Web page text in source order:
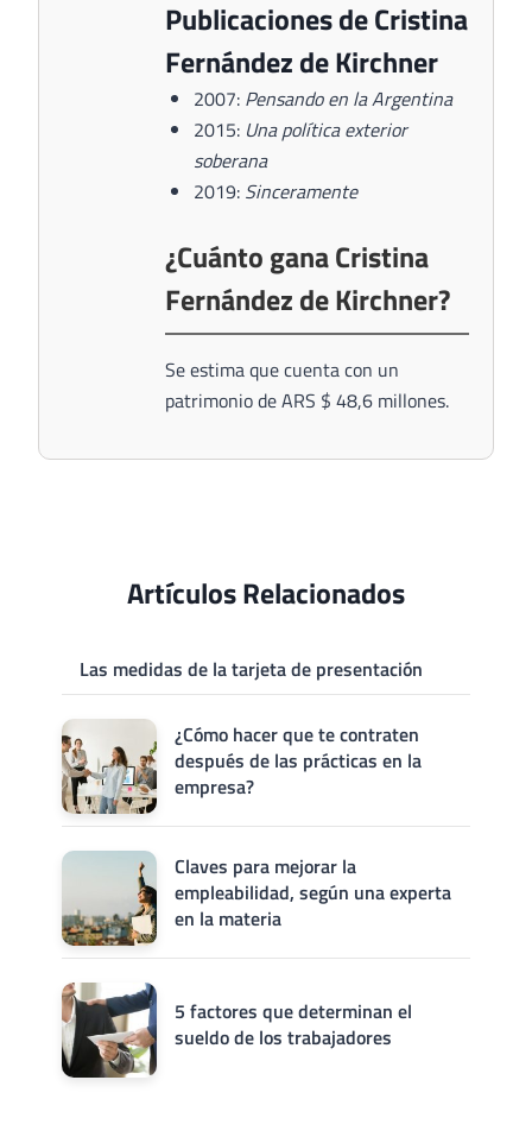
Publicaciones de Cristina
Fernández de Kirchner
2007: Pensando en la Argentina
2015: Una política exterior
soberana
2019: Sinceramente
¿Cuánto gana Cristina
Fernández de Kirchner?
Se estima que cuenta con un
patrimonio de ARS $ 48,6 millones.
Artículos Relacionados
Las medidas de la tarjeta de presentación
¿Cómo hacer que te contraten
después de las prácticas en la
empresa?
Claves para mejorar la
empleabilidad, según una experta
en la materia
5 factores que determinan el
sueldo de los trabajadores